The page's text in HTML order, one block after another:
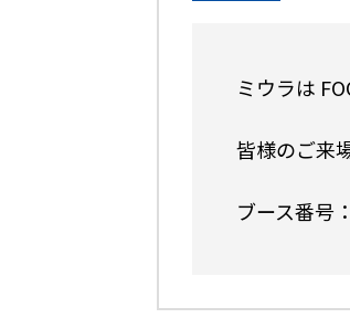
ミウラは
皆様のご来
ブース番号